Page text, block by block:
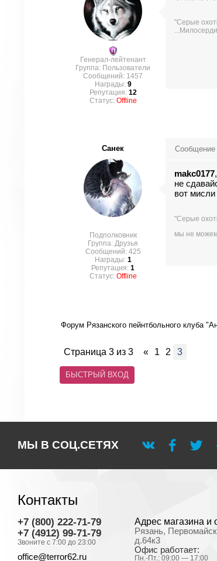
Генерал-лейтенант
Группа: Пользователи
Сообщений: 1457
Награды: 9
Репутация: 12
Статус: Offline
"Серые
Санек
Подполковник
Группа: Друзья
Сообщений: 425
Награды: 1
Репутация: 1
Статус: Offline
Сообщение
makc0177,
не
вот мисли
"Серые
мы не
Форум Рязанского пейнтбольного клуба
Страница 3 из 3 « 1 2 3
МЫ В СОЦ.СЕТЯХ
Контакты
+7 (800) 222-71-79
+7 (4912) 99-71-79
Звоните с 7:00 до 23:00
office@terror62.ru
Адрес магазина и
Рязань,
д.64к3
Офис работает:
Пн.-Пт.: 09:00 — 17:00